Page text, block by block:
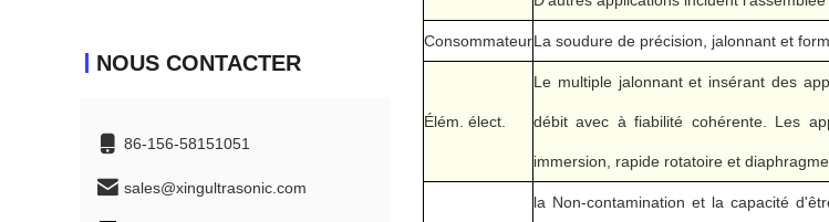
NOUS CONTACTER
86-156-58151051
sales@xingultrasonic.com
ConsommateurLa soudure de précision, jalonnant et
Élém. élect.
Le multiple jalonnant et insérant des
débit avec à fiabilité cohérente. Les
immersion, rapide rotatoire et
la Non-contamination et la capacité